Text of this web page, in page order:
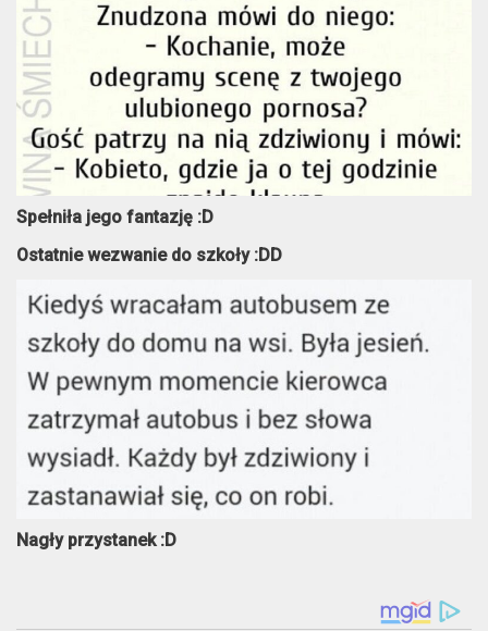
Spełniła jego fantazję :D
Ostatnie wezwanie do szkoły :DD
Nagły przystanek :D